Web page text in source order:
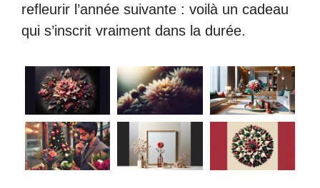
refleurir l’année suivante : voilà un cadeau
qui s’inscrit vraiment dans la durée.